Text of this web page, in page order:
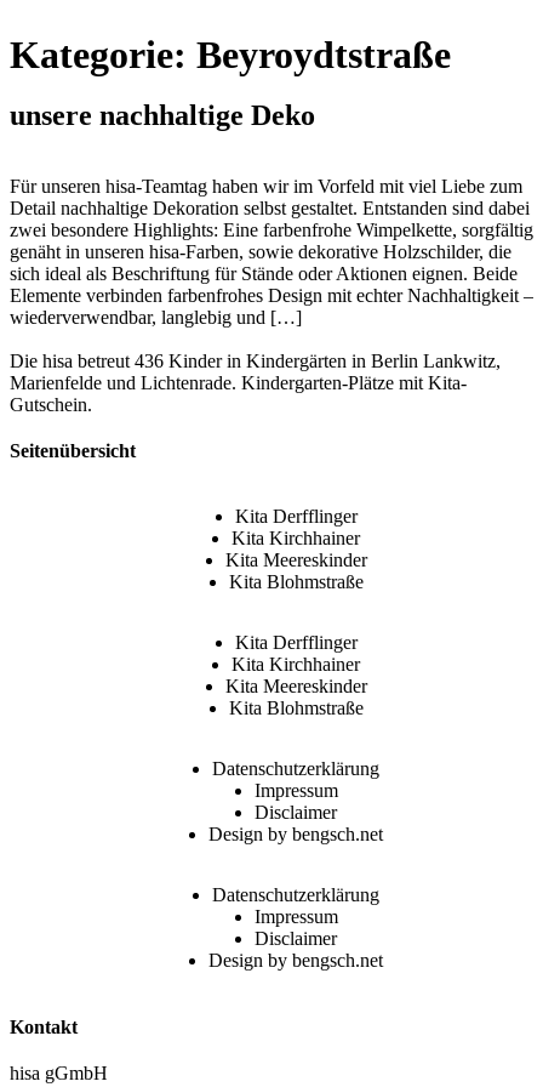
Inhalt
springen
Kategorie: Beyroydtstraße
unsere nachhaltige Deko
Für unseren hisa-Teamtag haben wir im Vorfeld mit viel Liebe zum
Detail nachhaltige Dekoration selbst gestaltet. Entstanden sind dabei
zwei besondere Highlights: Eine farbenfrohe Wimpelkette, sorgfältig
genäht in unseren hisa-Farben, sowie dekorative Holzschilder, die
sich ideal als Beschriftung für Stände oder Aktionen eignen. Beide
Elemente verbinden farbenfrohes Design mit echter Nachhaltigkeit –
wiederverwendbar, langlebig und […]
Die hisa betreut 436 Kinder in Kindergärten in Berlin Lankwitz,
Marienfelde und Lichtenrade. Kindergarten-Plätze mit Kita-
Gutschein.
Seitenübersicht
Kita Derfflinger
Kita Kirchhainer
Kita Meereskinder
Kita Blohmstraße
Kita Derfflinger
Kita Kirchhainer
Kita Meereskinder
Kita Blohmstraße
Datenschutzerklärung
Impressum
Disclaimer
Design by bengsch.net
Datenschutzerklärung
Impressum
Disclaimer
Design by bengsch.net
Kontakt
hisa gGmbH